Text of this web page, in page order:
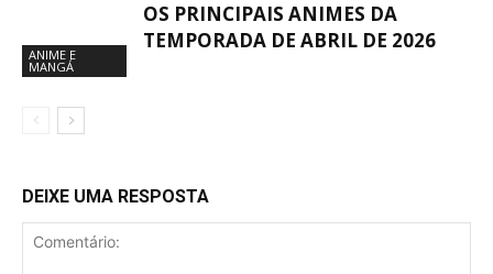
ANIME E
MANGÁ
OS PRINCIPAIS ANIMES DA
TEMPORADA DE ABRIL DE 2026
DEIXE UMA RESPOSTA